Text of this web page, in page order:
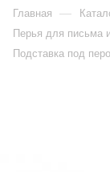
Главная —
Перья для письма
Подставка под